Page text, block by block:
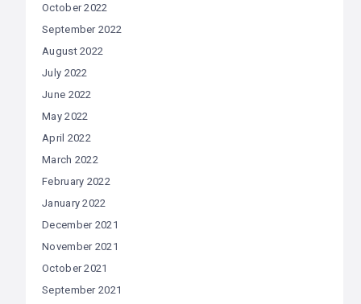
October 2022
September 2022
August 2022
July 2022
June 2022
May 2022
April 2022
March 2022
February 2022
January 2022
December 2021
November 2021
October 2021
September 2021